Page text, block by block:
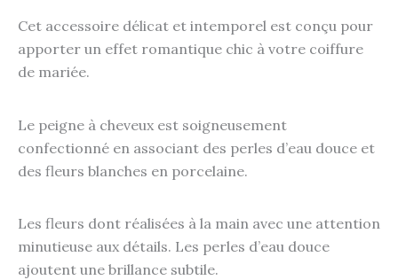
Cet accessoire délicat et intemporel est conçu pour
apporter un effet romantique chic à votre coiffure
de mariée.
Le peigne à cheveux est soigneusement
confectionné en associant des perles d’eau douce et
des fleurs blanches en porcelaine.
Les fleurs dont réalisées à la main avec une attention
minutieuse aux détails. Les perles d’eau douce
ajoutent une brillance subtile.